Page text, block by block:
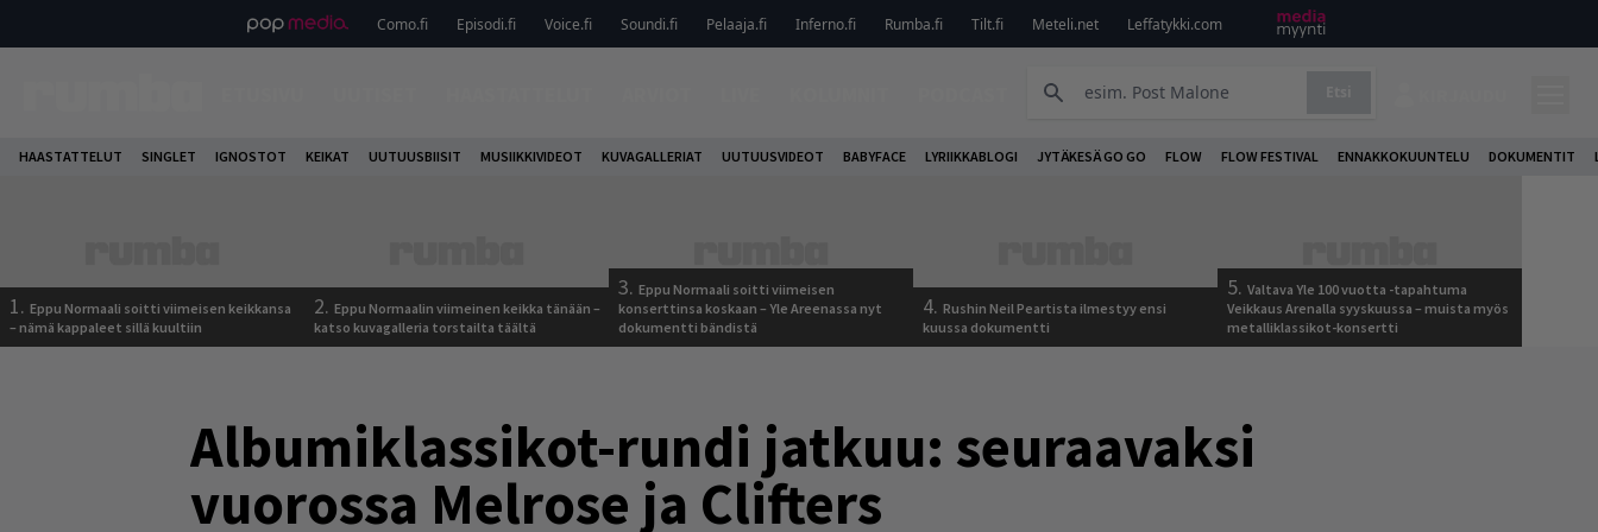
Como.fi Episodi.fi Voice.fi Soundi.fi Pelaaja.fi Inferno.fi Rumba.fi Tilt.fi Meteli.net Leffatykki.com
HAASTATTELUT SINGLET IGNOSTOT KEIKAT UUTUUSBIISIT MUSIIKKIVIDEOT KUVAGALLERIAT UUTUUSVIDEOT BABYFACE LYRIIKKABLOGI JYTÄKESÄ GO GO FLOW FLOW FESTIVAL ENNAKKOKUUNTELU DOKUMENTIT
1. Eppu Normaali soitti viimeisen keikkansa
– nämä kappaleet sillä kuultiin
2. Eppu Normaalin viimeinen keikka tänään –
katso kuvagalleria torstailta täältä
3. Eppu Normaali soitti viimeisen
konserttinsa koskaan – Yle Areenassa nyt
dokumentti bändistä
4. Rushin Neil Peartista ilmestyy ensi
kuussa dokumentti
5. Valtava Yle 100 vuotta -tapahtuma
Veikkaus Arenalla syyskuussa – muista myös
metalliklassikot-konsertti
Albumiklassikot-rundi jatkuu: seuraavaksi
vuorossa Melrose ja Clifters